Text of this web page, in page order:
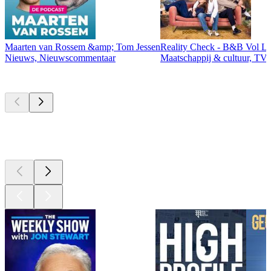
Maarten van Rossem &amp; Tom Jessen
Nieuws, Nieuwscommentaar
Reality Check - B&B Vol
Maatschappij & cultuur,